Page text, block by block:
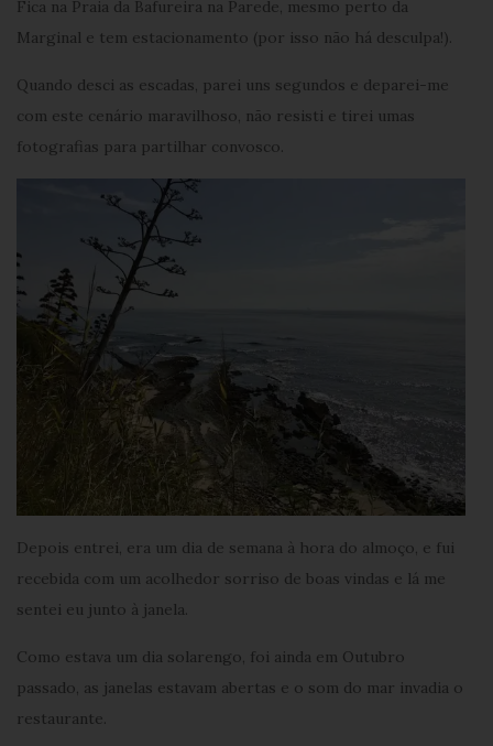
Fica na Praia da Bafureira na Parede, mesmo perto da
Marginal e tem estacionamento (por isso não há desculpa!).
Quando desci as escadas, parei uns segundos e deparei-me
com este cenário maravilhoso, não resisti e tirei umas
fotografias para partilhar convosco.
Depois entrei, era um dia de semana à hora do almoço, e fui
recebida com um acolhedor sorriso de boas vindas e lá me
sentei eu junto à janela.
Como estava um dia solarengo, foi ainda em Outubro
passado, as janelas estavam abertas e o som do mar invadia o
restaurante.